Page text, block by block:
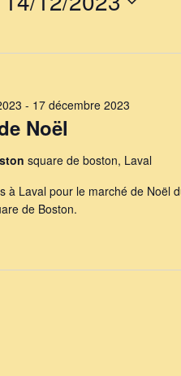
Noël
- 17 décembre 2023
square de boston, Laval
à Laval pour le marché de Noël
de Boston.